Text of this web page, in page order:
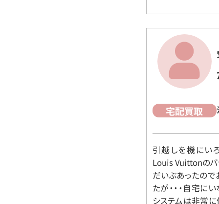
宅配買取
引越しを機にい
Louis Vuittonのバ
だいぶあったので
たが・・・自宅に
システムは非常に